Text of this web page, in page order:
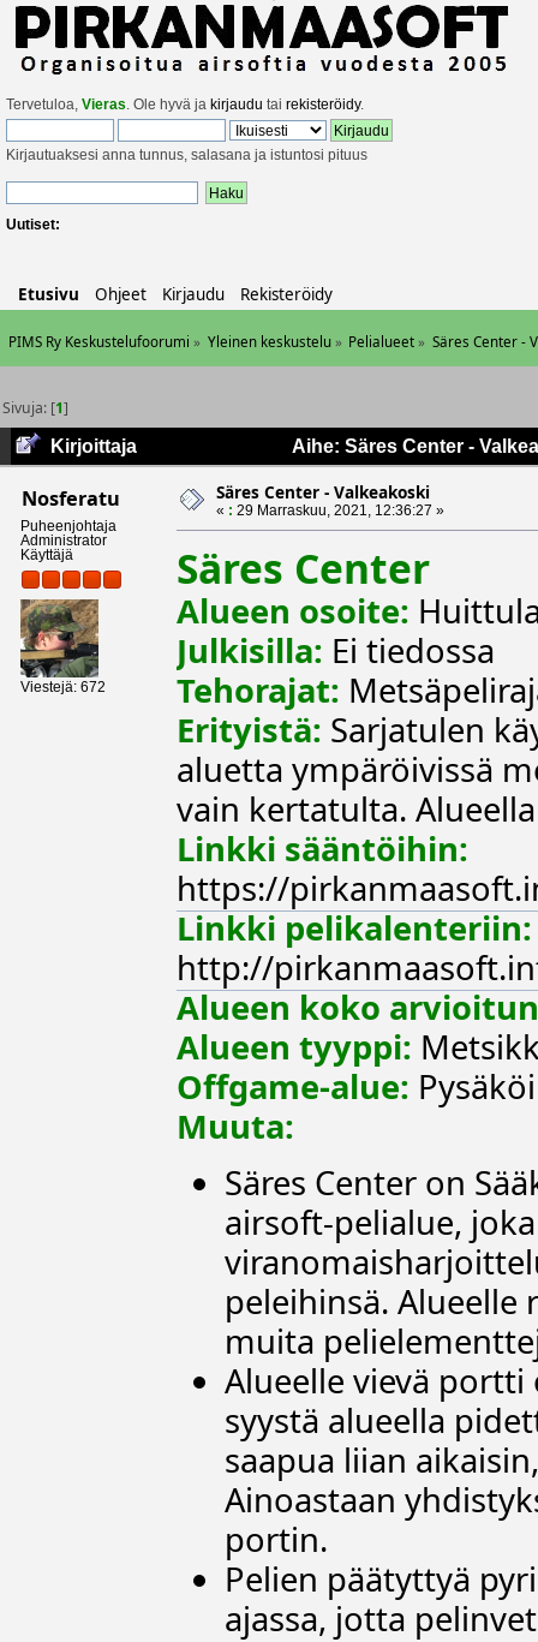
Tervetuloa, Vieras. Ole hyvä ja kirjaudu tai rekisteröidy.
Kirjautuaksesi anna tunnus, salasana ja istuntosi pituus
Uutiset:
Etusivu Ohjeet Kirjaudu Rekisteröidy
PIMS Ry Keskustelufoorumi » Yleinen keskustelu» Pelialueet » Säres Center -
Sivuja: [1]
Kirjoittaja Aihe: Säres Center -
Nosferatu
Puheenjohtaja
Administrator
Käyttäjä
Viestejä: 672
Säres Center - Valkeakoski
« : 29 Marraskuu, 2021, 12:36:27 »
Säres Center
Alueen osoite:
Julkisilla: Ei tiedossa
Tehorajat:
Erityistä: Sarjatulen
aluetta ympäröivissä
vain kertatulta.
Linkki sääntöihin:
https://
Linkki pelikalenteriin:
http://
Alueen koko
Alueen tyyppi:
Offgame-alue:
Muuta:
Säres Center on
airsoft-pelialue,
peleihinsä.
muita
Alueelle vievä
syystä alueella
saapua liian
Ainoastaan
portin.
Pelien päätyttyä
ajassa, jotta